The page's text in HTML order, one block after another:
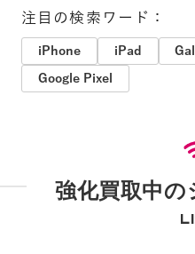
注目の検索ワード：
iPhone iPad
Google Pixel
強化買取中の